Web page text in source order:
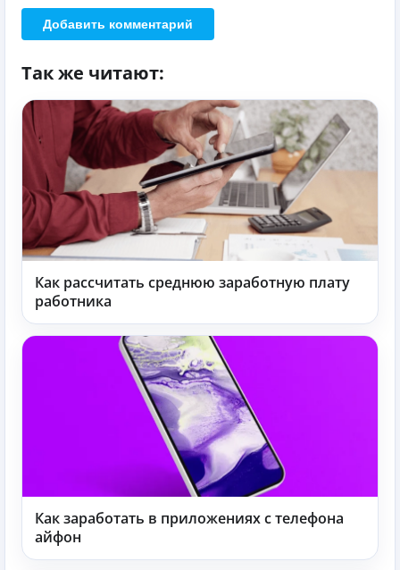
Добавить комментарий
Так же читают:
Как рассчитать среднюю заработную плату
работника
Как заработать в приложениях с телефона
айфон